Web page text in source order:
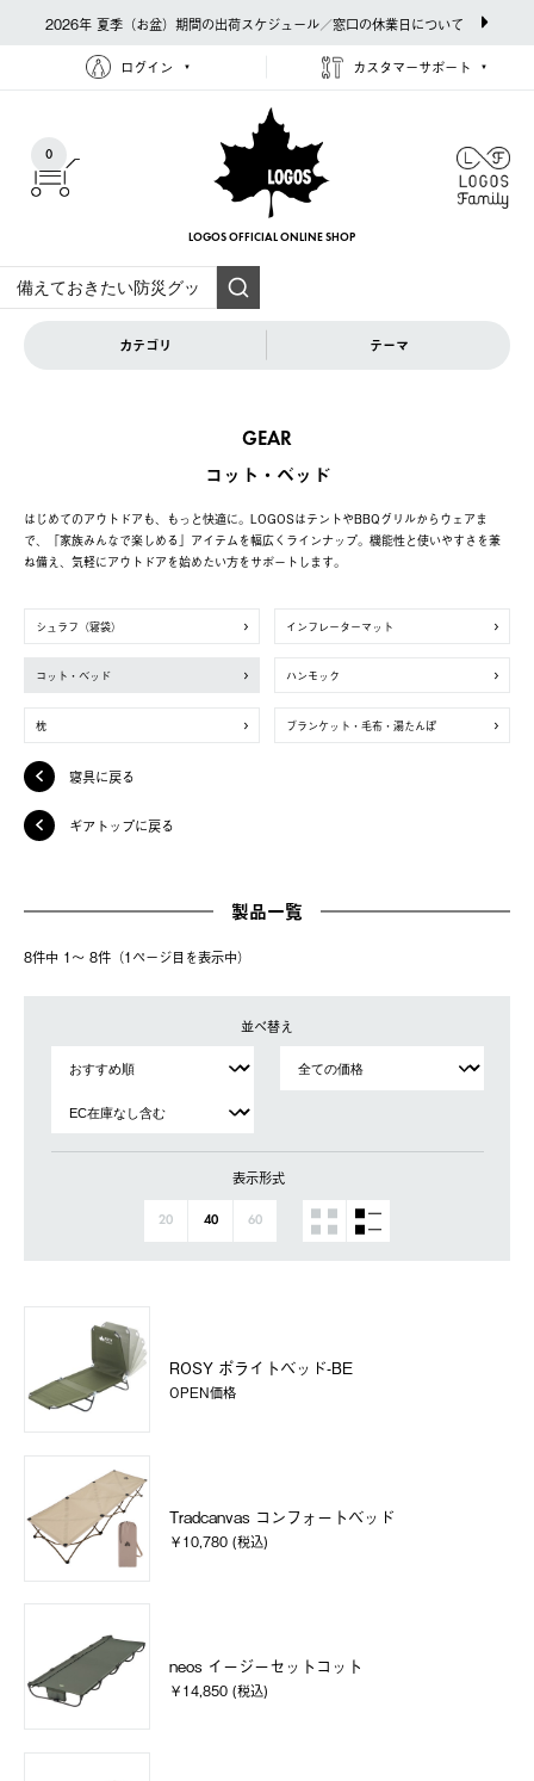
2026年 夏季（お盆）期間の出荷スケジュール／窓口の休業日について
ログイン カスタマーサポート
0
LOGOS OFFICIAL ONLINE SHOP
カテゴリ テーマ
GEAR
コット・ベッド
はじめてのアウトドアも、もっと快適に。LOGOSはテントやBBQグリルからウェアま
で、「家族みんなで楽しめる」アイテムを幅広くラインナップ。機能性と使いやすさを兼
ね備え、気軽にアウトドアを始めたい方をサポートします。
シュラフ（寝袋） インフレーターマット
コット・ベッド ハンモック
枕 ブランケット・毛布・湯たんぽ
寝具に戻る
ギアトップに戻る
製品一覧
8件中 1〜 8件（1ページ⽬を表⽰中）
並べ替え
表示形式
20 40 60
ROSY ポライトベッド-BE
OPEN価格
Tradcanvas コンフォートベッド
￥10,780 (税込)
neos イージーセットコット
￥14,850 (税込)